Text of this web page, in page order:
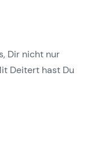
Dir nicht nur
Deitert hast Du